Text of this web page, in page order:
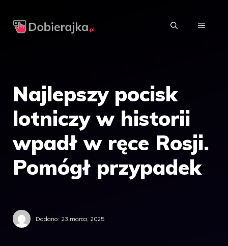
MENU
Najlepszy pocisk
lotniczy w historii
wpadł w ręce Rosji.
Pomógł przypadek
Dodano: 23 marca, 2025